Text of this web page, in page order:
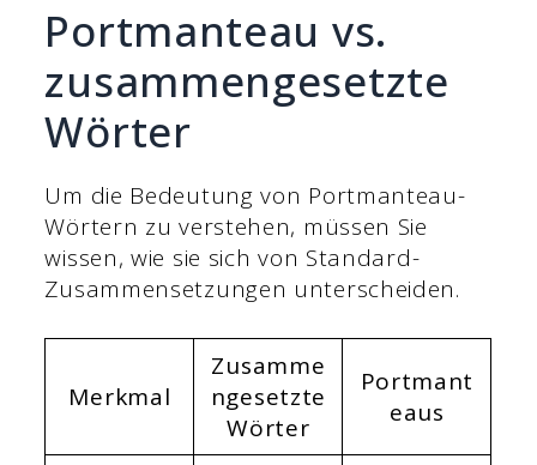
Portmanteau vs.
zusammengesetzte
Wörter
Um die Bedeutung von Portmanteau-
Wörtern zu verstehen, müssen Sie
wissen, wie sie sich von Standard-
Zusammensetzungen unterscheiden.
Merkmal
Zusamme
ngesetzte
Wörter
Portmant
eaus